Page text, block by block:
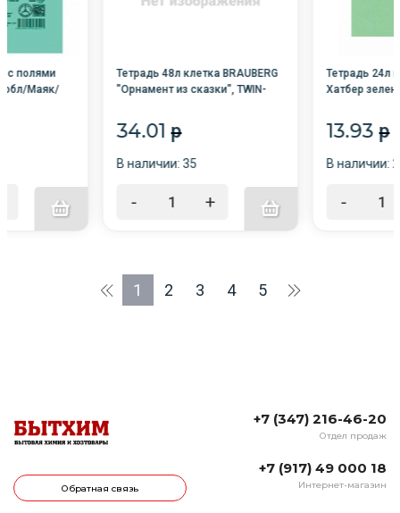
с полями
обл/Маяк/
Тетрадь 48л клетка BRAUBERG
"Орнамент из сказки", TWIN-
34.01 p
В наличии: 35
- +
Тетрадь 24л
Хатбер
13.93 p
В наличии:
-
1 2 3 4 5
Обратная связь
+7 (347) 216-46-20
Отдел продаж
+7 (917) 49 000 18
Интернет-магазин